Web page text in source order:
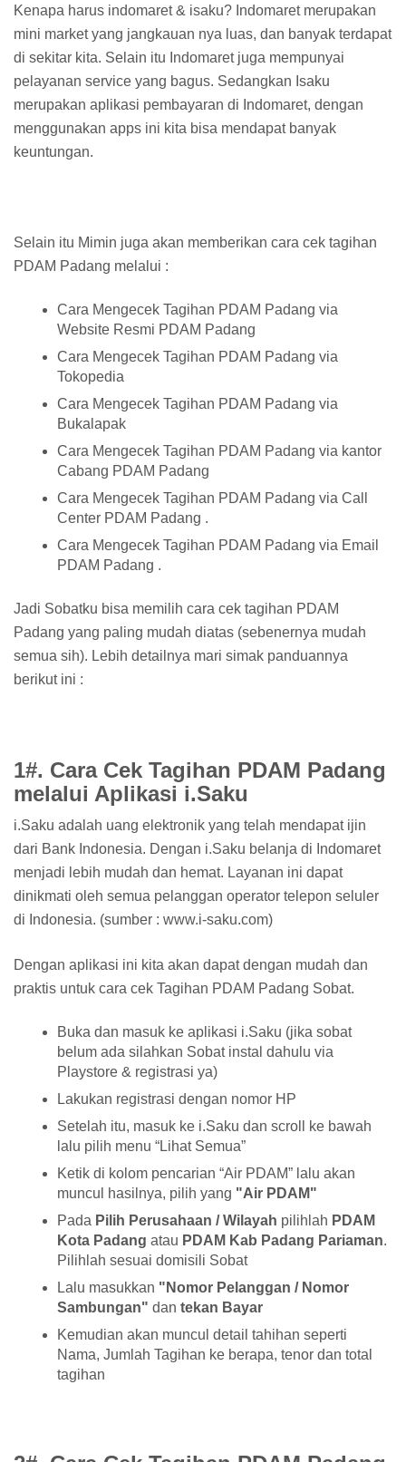
Kenapa harus indomaret & isaku? Indomaret merupakan
mini market yang jangkauan nya luas, dan banyak terdapat
di sekitar kita. Selain itu Indomaret juga mempunyai
pelayanan service yang bagus. Sedangkan Isaku
merupakan aplikasi pembayaran di Indomaret, dengan
menggunakan apps ini kita bisa mendapat banyak
keuntungan.
Selain itu Mimin juga akan memberikan cara cek tagihan
PDAM Padang melalui :
Cara Mengecek Tagihan PDAM Padang via
Website Resmi PDAM Padang
Cara Mengecek Tagihan PDAM Padang via
Tokopedia
Cara Mengecek Tagihan PDAM Padang via
Bukalapak
Cara Mengecek Tagihan PDAM Padang via kantor
Cabang PDAM Padang
Cara Mengecek Tagihan PDAM Padang via Call
Center PDAM Padang .
Cara Mengecek Tagihan PDAM Padang via Email
PDAM Padang .
Jadi Sobatku bisa memilih cara cek tagihan PDAM
Padang yang paling mudah diatas (sebenernya mudah
semua sih). Lebih detailnya mari simak panduannya
berikut ini :
1#. Cara Cek Tagihan PDAM Padang
melalui Aplikasi i.Saku
i.Saku adalah uang elektronik yang telah mendapat ijin
dari Bank Indonesia. Dengan i.Saku belanja di Indomaret
menjadi lebih mudah dan hemat. Layanan ini dapat
dinikmati oleh semua pelanggan operator telepon seluler
di Indonesia. (sumber : www.i-saku.com)
Dengan aplikasi ini kita akan dapat dengan mudah dan
praktis untuk cara cek Tagihan PDAM Padang Sobat.
Buka dan masuk ke aplikasi i.Saku (jika sobat
belum ada silahkan Sobat instal dahulu via
Playstore & registrasi ya)
Lakukan registrasi dengan nomor HP
Setelah itu, masuk ke i.Saku dan scroll ke bawah
lalu pilih menu “Lihat Semua”
Ketik di kolom pencarian “Air PDAM” lalu akan
muncul hasilnya, pilih yang "Air PDAM"
Pada Pilih Perusahaan / Wilayah pilihlah PDAM
Kota Padang atau PDAM Kab Padang Pariaman.
Pilihlah sesuai domisili Sobat
Lalu masukkan "Nomor Pelanggan / Nomor
Sambungan" dan tekan Bayar
Kemudian akan muncul detail tahihan seperti
Nama, Jumlah Tagihan ke berapa, tenor dan total
tagihan